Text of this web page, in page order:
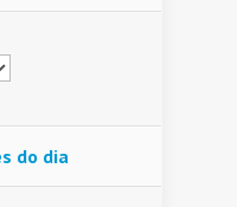
do dia